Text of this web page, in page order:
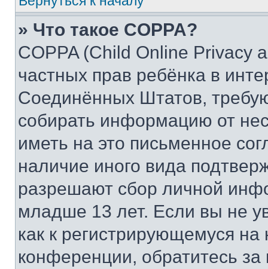
» Что такое COPPA?
COPPA (Child Online Privacy
частных прав ребёнка в
Соединённых Штатов,
собирать информацию от
иметь на это письменное
наличие иного вида
разрешают сбор личной
младше 13 лет. Если вы не
как к регистрирующемуся
конференции, обратитесь